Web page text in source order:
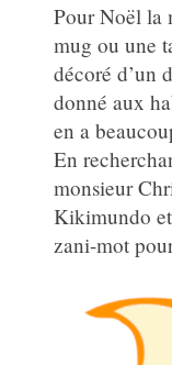
Pour Noël la
mug ou une
décoré d’un
donné aux
en a
En
monsieur
Kikimundo et
zani-mot